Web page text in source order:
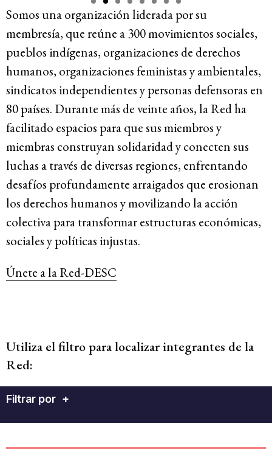
Recursos
Novedades
Involúcrate
Sala de Prensa
Serie de cómics sobre captura corporativa
Contacto
Política de privacidad
Somos una organización liderada por su
membresía, que reúne a 300 movimientos sociales,
pueblos indígenas, organizaciones de derechos
humanos, organizaciones feministas y ambientales,
sindicatos independientes y personas defensoras en
80 países. Durante más de veinte años, la Red ha
facilitado espacios para que sus miembros y
miembras construyan solidaridad y conecten sus
luchas a través de diversas regiones, enfrentando
desafíos profundamente arraigados que erosionan
los derechos humanos y movilizando la acción
colectiva para transformar estructuras económicas,
sociales y políticas injustas.
Únete a la Red-DESC
Utiliza el filtro para localizar integrantes de la
Red:
Filtrar por +